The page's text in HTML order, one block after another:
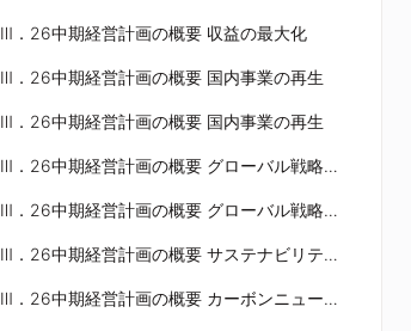
Ⅲ．26中期経営計画の概要 収益の最大化
Ⅲ．26中期経営計画の概要 国内事業の再生
Ⅲ．26中期経営計画の概要 国内事業の再生
Ⅲ．26中期経営計画の概要 グローバル戦略 米国事業の深化
Ⅲ．26中期経営計画の概要 グローバル戦略 混合セメントとSCMsの展開
Ⅲ．26中期経営計画の概要 サステナビリティ経営の推進
Ⅲ．26中期経営計画の概要 カーボンニュートラル戦略 ロードマップ